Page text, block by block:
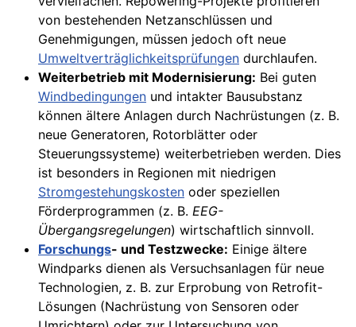
von bestehenden Netzanschlüssen und
Genehmigungen, müssen jedoch oft neue
Umweltverträglichkeitsprüfungen durchlaufen.
Weiterbetrieb mit Modernisierung: Bei guten
Windbedingungen und intakter Bausubstanz
können ältere Anlagen durch Nachrüstungen (z. B.
neue Generatoren, Rotorblätter oder
Steuerungssysteme) weiterbetrieben werden. Dies
ist besonders in Regionen mit niedrigen
Stromgestehungskosten oder speziellen
Förderprogrammen (z. B. EEG-
Übergangsregelungen) wirtschaftlich sinnvoll.
Forschungs- und Testzwecke: Einige ältere
Windparks dienen als Versuchsanlagen für neue
Technologien, z. B. zur Erprobung von Retrofit-
Lösungen (Nachrüstung von Sensoren oder